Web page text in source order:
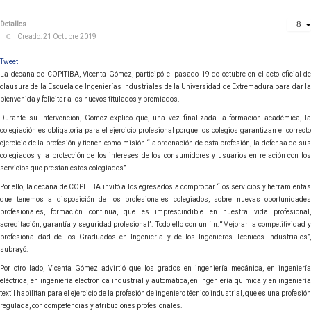
Detalles
Creado: 21 Octubre 2019
Tweet
La decana de COPITIBA, Vicenta Gómez, participó el pasado 19 de octubre en el acto oficial de
clausura de la Escuela de Ingenierías Industriales de la Universidad de Extremadura para dar la
bienvenida y felicitar a los nuevos titulados y premiados.
Durante su intervención, Gómez explicó que, una vez finalizada la formación académica, la
colegiación es obligatoria para el ejercicio profesional porque los colegios garantizan el correcto
ejercicio de la profesión y tienen como misión “la ordenación de esta profesión, la defensa de sus
colegiados y la protección de los intereses de los consumidores y usuarios en relación con los
servicios que prestan estos colegiados”.
Por ello, la decana de COPITIBA invitó a los egresados a comprobar “los servicios y herramientas
que tenemos a disposición de los profesionales colegiados, sobre nuevas oportunidades
profesionales, formación continua, que es imprescindible en nuestra vida profesional,
acreditación, garantía y seguridad profesional”. Todo ello con un fin: “Mejorar la competitividad y
profesionalidad de los Graduados en Ingeniería y de los Ingenieros Técnicos Industriales”,
subrayó.
Por otro lado, Vicenta Gómez advirtió que los grados en ingeniería mecánica, en ingeniería
eléctrica, en ingeniería electrónica industrial y automática, en ingeniería química y en ingeniería
textil habilitan para el ejercicio de la profesión de ingeniero técnico industrial, que es una profesión
regulada, con competencias y atribuciones profesionales.